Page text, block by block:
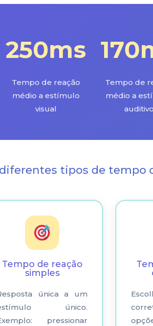
250ms
Tempo de reação
médio a estímulo
visual
Tempo de
médio a
auditivo
tipos de tempo
Tempo de reação
simples
única a um
único.
pressionar